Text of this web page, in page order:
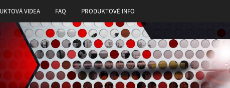
VIDEA FAQ PRODUKTOVÉ INFO